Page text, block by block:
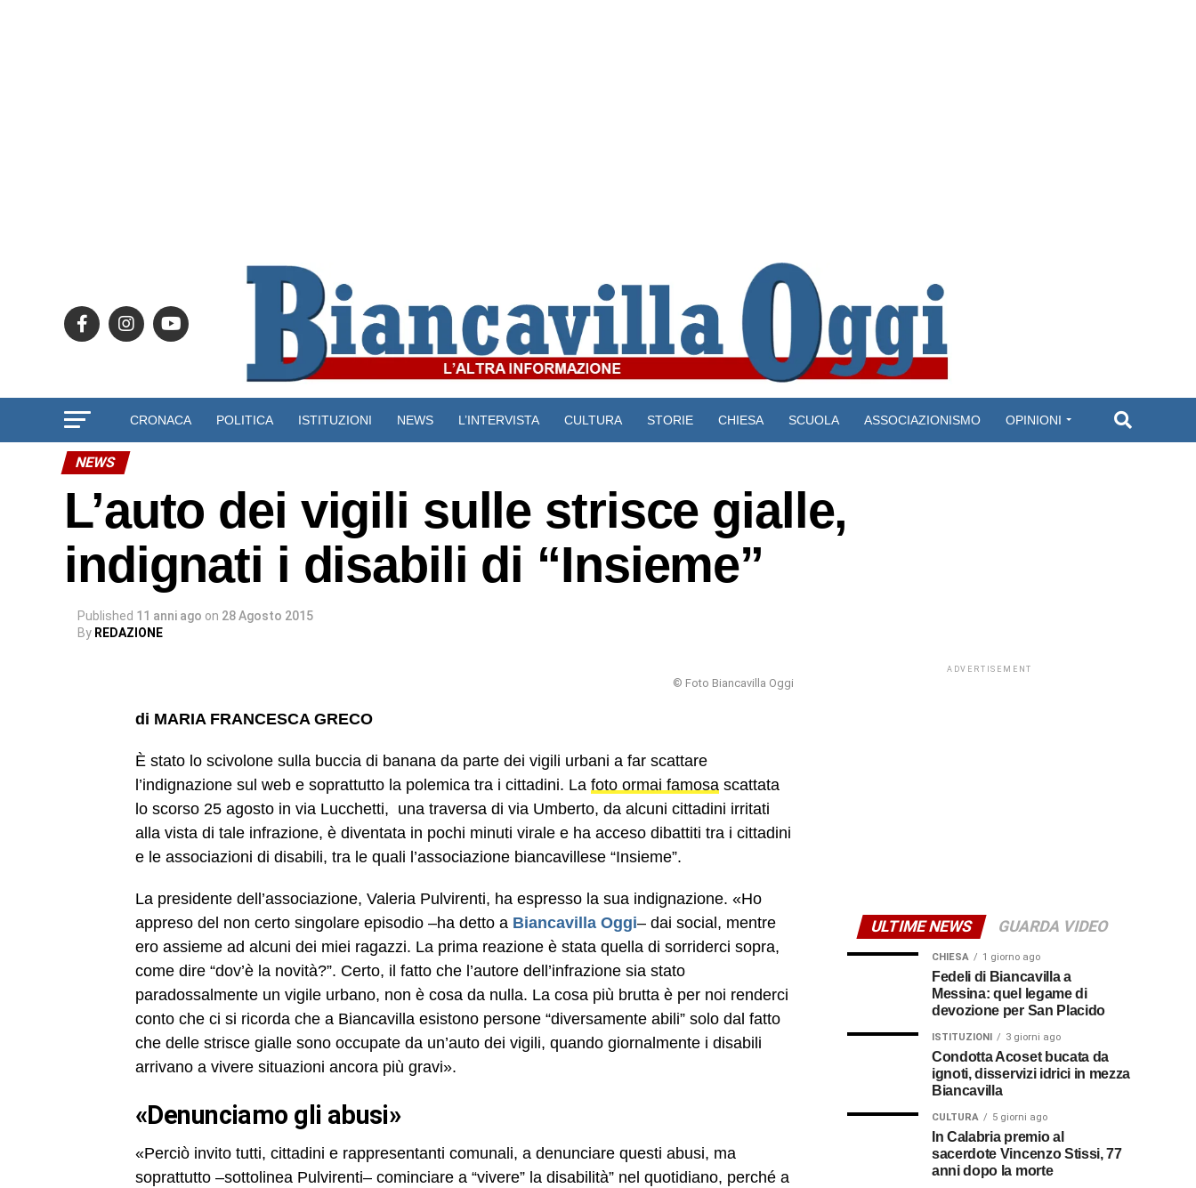
CRONACA POLITICA ISTITUZIONI NEWS L’INTERVISTA CULTURA STORIE CHIESA SCUOLA ASSOCIAZIONISMO OPINIONI
NEWS
L’auto dei vigili sulle strisce gialle,
indignati i disabili di “Insieme”
Published 11 anni ago on 28 Agosto 2015
By REDAZIONE
© Foto Biancavilla Oggi
di MARIA FRANCESCA GRECO
È stato lo scivolone sulla buccia di banana da parte dei vigili urbani a far scattare
l’indignazione sul web e soprattutto la polemica tra i cittadini. La foto ormai famosa scattata
lo scorso 25 agosto in via Lucchetti, una traversa di via Umberto, da alcuni cittadini irritati
alla vista di tale infrazione, è diventata in pochi minuti virale e ha acceso dibattiti tra i cittadini
e le associazioni di disabili, tra le quali l’associazione biancavillese “Insieme”.
La presidente dell’associazione, Valeria Pulvirenti, ha espresso la sua indignazione. «Ho
appreso del non certo singolare episodio –ha detto a Biancavilla Oggi– dai social, mentre
ero assieme ad alcuni dei miei ragazzi. La prima reazione è stata quella di sorriderci sopra,
come dire “dov’è la novità?”. Certo, il fatto che l’autore dell’infrazione sia stato
paradossalmente un vigile urbano, non è cosa da nulla. La cosa più brutta è per noi renderci
conto che ci si ricorda che a Biancavilla esistono persone “diversamente abili” solo dal fatto
che delle strisce gialle sono occupate da un’auto dei vigili, quando giornalmente i disabili
arrivano a vivere situazioni ancora più gravi».
«Denunciamo gli abusi»
«Perciò invito tutti, cittadini e rappresentanti comunali, a denunciare questi abusi, ma
soprattutto –sottolinea Pulvirenti– cominciare a “vivere” la disabilità” nel quotidiano, perché a
ADVERTISEMENT
ULTIME NEWS GUARDA VIDEO
CHIESA 1 giorno ago
Fedeli di Biancavilla a
Messina: quel legame di
devozione per San Placido
ISTITUZIONI 3 giorni ago
Condotta Acoset bucata da
ignoti, disservizi idrici in mezza
Biancavilla
CULTURA 5 giorni ago
In Calabria premio al
sacerdote Vincenzo Stissi, 77
anni dopo la morte